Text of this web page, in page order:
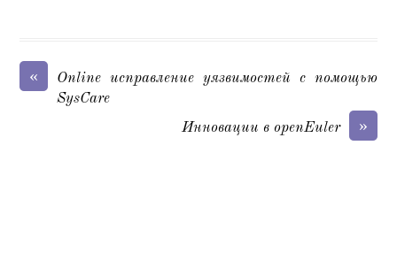
«
Online исправление уязвимостей с помощью
SysCare
»
Инновации в openEuler